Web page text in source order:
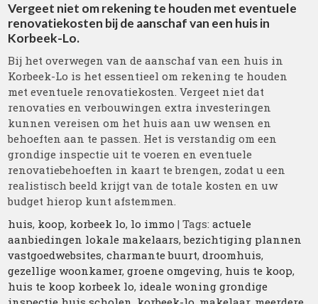
Vergeet niet om rekening te houden met eventuele
renovatiekosten bij de aanschaf van een huis in
Korbeek-Lo.
Bij het overwegen van de aanschaf van een huis in
Korbeek-Lo is het essentieel om rekening te houden
met eventuele renovatiekosten. Vergeet niet dat
renovaties en verbouwingen extra investeringen
kunnen vereisen om het huis aan uw wensen en
behoeften aan te passen. Het is verstandig om een
grondige inspectie uit te voeren en eventuele
renovatiebehoeften in kaart te brengen, zodat u een
realistisch beeld krijgt van de totale kosten en uw
budget hierop kunt afstemmen.
huis, koop, korbeek lo, lo immo | Tags:actuele
aanbiedingen lokale makelaars,bezichtiging plannen
vastgoedwebsites,charmante buurt,droomhuis,
gezellige woonkamer,groene omgeving, huis te koop,
huis te koop korbeek lo, ideale woning grondige